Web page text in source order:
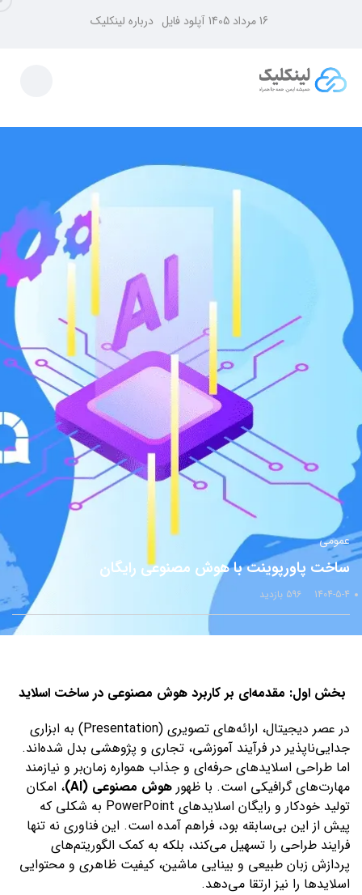
16 مرداد 1405 آپلود فایل درباره لینکلیک
عمومی
ساخت پاورپوینت با هوش مصنوعی رایگان
1404-5-4 596 بازدید
بخش اول: مقدمه‌ای بر کاربرد هوش مصنوعی در ساخت اسلاید
در عصر دیجیتال، ارائه‌های تصویری (Presentation) به ابزاری
جدایی‌ناپذیر در فرآیند آموزشی، تجاری و پژوهشی بدل شده‌اند.
اما طراحی اسلایدهای حرفه‌ای و جذاب همواره زمان‌بر و نیازمند
مهارت‌های گرافیکی است. با ظهور هوش مصنوعی (AI)
، امکان
تولید خودکار و رایگان اسلایدهای PowerPoint به شکلی که
پیش از این بی‌سابقه بود، فراهم آمده است. این فناوری نه تنها
فرایند طراحی را تسهیل می‌کند، بلکه به کمک الگوریتم‌های
پردازش زبان طبیعی و بینایی ماشین، کیفیت ظاهری و محتوایی
اسلایدها را نیز ارتقا می‌دهد.